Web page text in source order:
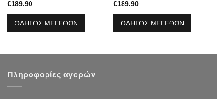
€189.90
ΟΔΗΓΟΣ ΜΕΓΕΘΩΝ
€189.90
ΟΔΗΓΟΣ ΜΕΓΕΘΩΝ
Πληροφορίες αγορών